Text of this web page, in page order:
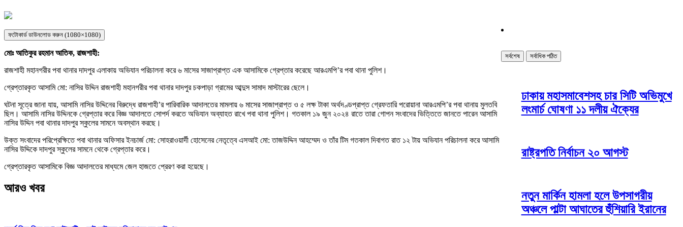
ফটোকার্ড ডাউনলোড করুন (1080×1080)
মোঃ আতিকুর রহমান আতিক, রাজশাহী:
রাজশাহী মহানগরীর পবা থানার দাদপুর এলাকায় অভিযান পরিচালনা করে ৬ মাসের সাজাপ্রাপ্ত এক আসামিকে গ্রেপ্তার করেছে আরএমপি’র পবা থানা পুলিশ।
গ্রেপ্তারকৃত আসামি মো: নাসির উদ্দিন রাজশাহী মহানগরীর পবা থানার দাদপুর চকপাড়া গ্রামের আব্দুস সামাদ মাস্টারের ছেলে।
ঘটনা সূত্রে জানা যায়, আসামি নাসির উদ্দিনের বিরুদ্ধে রাজশাহী’র পারিবারিক আদালতের মামলায় ৬ মাসের সাজাপ্রাপ্ত ও ৫ লক্ষ টাকা অর্থদণ্ডপ্রাপ্ত গ্রেফতারি পরোয়ানা আরএমপি’র পবা থানায় মুলতবি
ছিল। আসামি নাসির উদ্দিনকে গ্রেপ্তার করে বিজ্ঞ আদালতে সোপর্দ করতে অভিযান অব্যাহত রাখে পবা থানা পুলিশ। গতকাল ১৯ জুন ২০২৪ রাতে তারা গোপন সংবাদের ভিত্তিতে জানতে পারেন আসামি
নাসির উদ্দিন পবা থানার দাদপুর স্কুলের সামনে অবস্থান করছে।
উক্ত সংবাদের পরিপ্রেক্ষিতে পবা থানার অফিসার ইনচার্জ মো: সোহরাওয়ার্দী হোসেনের নেতৃত্বে এসআই মো: তাজউদ্দিন আহম্মেদ ও তাঁর টিম গতকাল দিবাগত রাত ১২ টায় অভিযান পরিচালনা করে আসামি
নাসির উদ্দিকে দাদপুর স্কুলের সামনে থেকে গ্রেপ্তার করে।
গ্রেপ্তারকৃত আসামিকে বিজ্ঞ আদালতের মাধ্যমে জেল হাজতে প্রেরণ করা হয়েছে।
আরও খবর
সর্বশেষ সর্বাধিক পঠিত
ঢাকায় মহাসমাবেশসহ চার সিটি অভিমুখে
লংমার্চ ঘোষণা ১১ দলীয় ঐক্যের
রাষ্ট্রপতি নির্বাচন ২০ আগস্ট
নতুন মার্কিন হামলা হলে উপসাগরীয়
অঞ্চলে পাল্টা আঘাতের হুঁশিয়ারি ইরানের